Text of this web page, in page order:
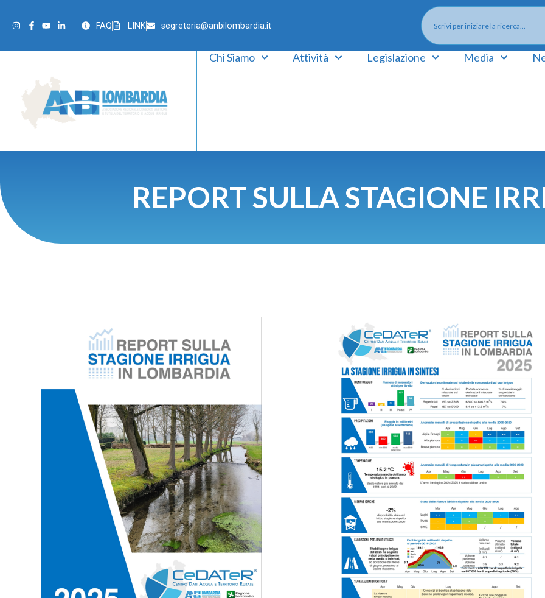
FAQ LINK segreteria@anbilombardia.it
Chi Siamo Attività Legislazione Media
REPORT SULLA STAGIONE